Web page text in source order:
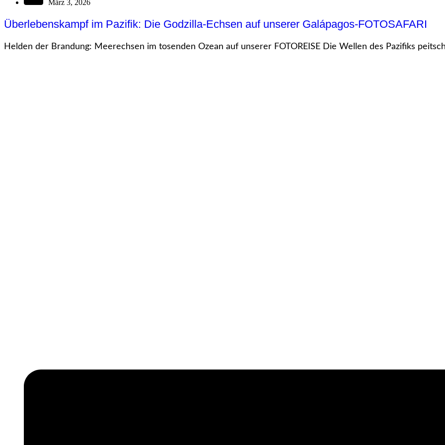
März 3, 2026
Überlebenskampf im Pazifik: Die Godzilla-Echsen auf unserer Galápagos-FOTOSAFARI
Helden der Brandung: Meerechsen im tosenden Ozean auf unserer FOTOREISE Die Wellen des Pazifiks